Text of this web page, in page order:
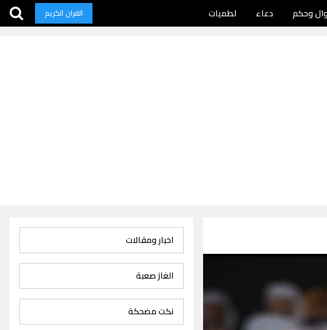
وحكم دعاء لطميات القران الكريم
اخبار ومقالات
الغاز صعبة
نكت مضحكة